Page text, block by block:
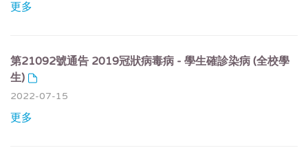
更多
第21092號通告 2019冠狀病毒病 - 學生確診染病 (全校學
生)
2022-07-15
更多